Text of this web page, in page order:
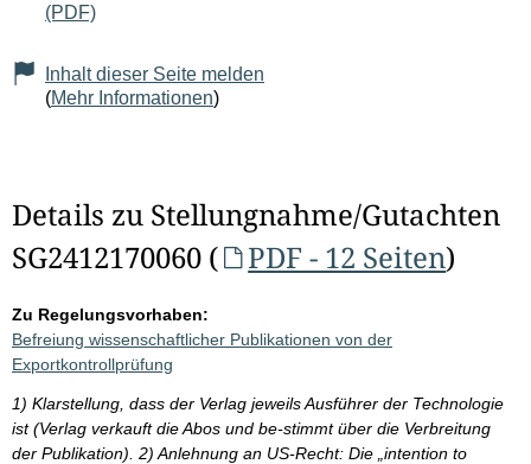
(PDF)
Inhalt dieser Seite melden
(Mehr Informationen)
Details zu Stellungnahme/Gutachten
SG2412170060 (
PDF - 12 Seiten)
Zu Regelungsvorhaben:
Befreiung wissenschaftlicher Publikationen von der
Exportkontrollprüfung
1) Klarstellung, dass der Verlag jeweils Ausführer der Technologie
ist (Verlag verkauft die Abos und be-stimmt über die Verbreitung
der Publikation). 2) Anlehnung an US-Recht: Die „intention to